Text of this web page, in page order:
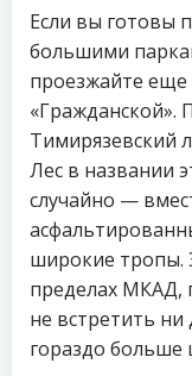
Если вы готовы
большими
проезжайте
«Гражданской».
Тимирязевский
Лес в названии
случайно —
широкие тропы.
пределах МКАД,
не встретить
гораздо больше